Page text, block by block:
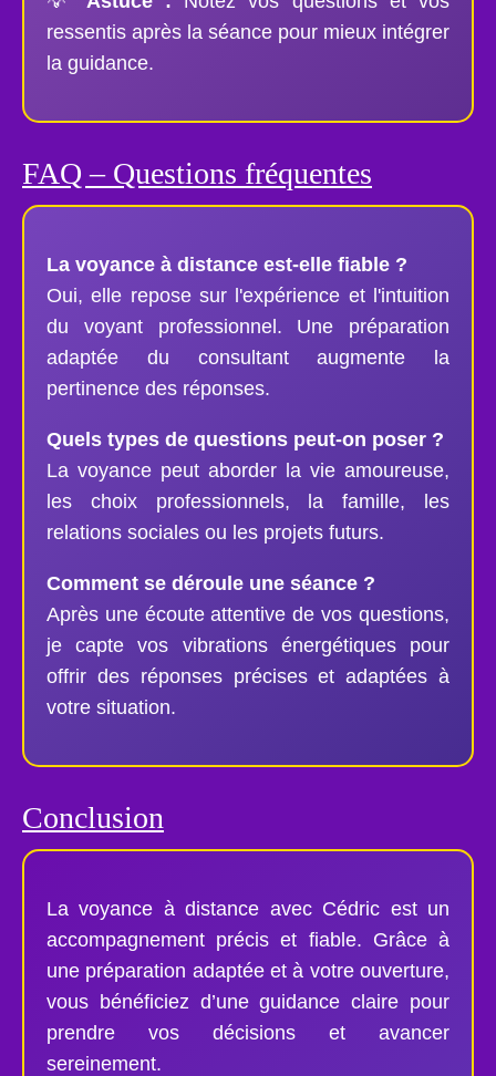
ressentis après la séance pour mieux intégrer
la guidance.
FAQ – Questions fréquentes
La voyance à distance est-elle fiable ?
Oui, elle repose sur l'expérience et l'intuition
du voyant professionnel. Une préparation
adaptée du consultant augmente la
pertinence des réponses.
Quels types de questions peut-on poser ?
La voyance peut aborder la vie amoureuse,
les choix professionnels, la famille, les
relations sociales ou les projets futurs.
Comment se déroule une séance ?
Après une écoute attentive de vos questions,
je capte vos vibrations énergétiques pour
offrir des réponses précises et adaptées à
votre situation.
Conclusion
La voyance à distance avec Cédric est un
accompagnement précis et fiable. Grâce à
une préparation adaptée et à votre ouverture,
vous bénéficiez d’une guidance claire pour
prendre vos décisions et avancer
sereinement.